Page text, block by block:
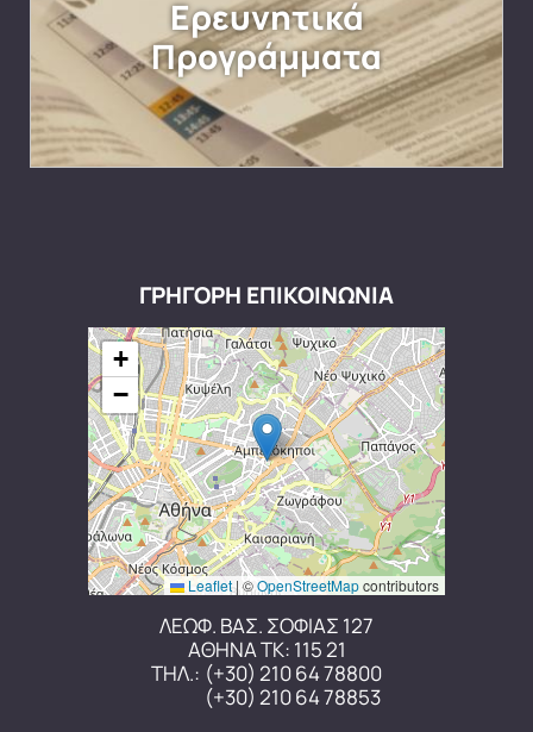
Ερευνητικά
Προγράμματα
ΓΡΗΓΟΡΗ ΕΠΙΚΟΙΝΩΝΙΑ
+
−
Leaflet|©OpenStreetMapcontributors
ΛΕΩΦ. ΒΑΣ. ΣΟΦΙΑΣ 127
ΑΘΗΝΑ ΤΚ: 115 21
ΤΗΛ.: (+30) 210 64 78800
(+30) 210 64 78853